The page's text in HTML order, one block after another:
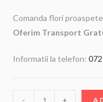
Comanda flori
Oferim Transport
Informatii la telefon: